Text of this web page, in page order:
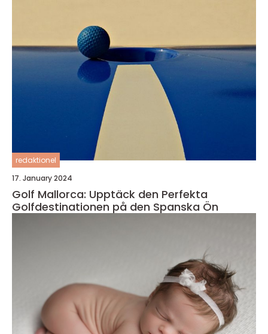
redaktionel
17. January 2024
Golf Mallorca: Upptäck den Perfekta
Golfdestinationen på den Spanska Ön